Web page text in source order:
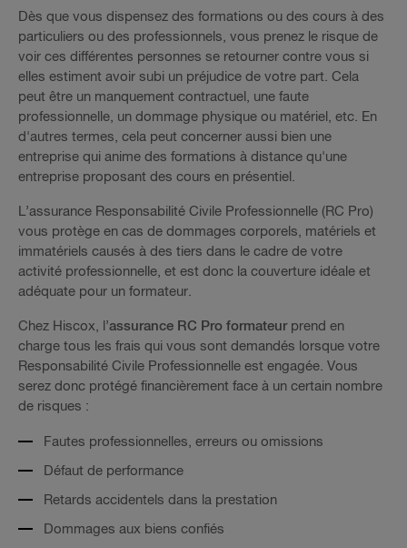
Dès que vous dispensez des formations ou des cours à des
particuliers ou des professionnels, vous prenez le risque de
voir ces différentes personnes se retourner contre vous si
elles estiment avoir subi un préjudice de votre part. Cela
peut être un manquement contractuel, une faute
professionnelle, un dommage physique ou matériel, etc. En
d'autres termes, cela peut concerner aussi bien une
entreprise qui anime des formations à distance qu'une
entreprise proposant des cours en présentiel.
L’assurance Responsabilité Civile Professionnelle (RC Pro)
vous protège en cas de dommages corporels, matériels et
immatériels causés à des tiers dans le cadre de votre
activité professionnelle, et est donc la couverture idéale et
adéquate pour un formateur.
Chez Hiscox, l’assurance RC Pro formateurprend en
charge tous les frais qui vous sont demandés lorsque votre
Responsabilité Civile Professionnelle est engagée. Vous
serez donc protégé financièrement face à un certain nombre
de risques :
Fautes professionnelles, erreurs ou omissions
Défaut de performance
Retards accidentels dans la prestation
Dommages aux biens confiés